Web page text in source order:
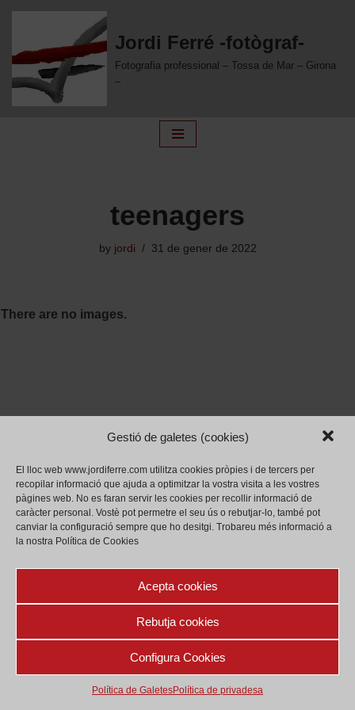
Gestió de galetes (cookies)
El lloc web www.jordiferre.com utilitza cookies pròpies i de tercers per
recopilar informació que ajuda a optimitzar la vostra visita a les vostres
pàgines web. No es faran servir les cookies per recollir informació de
caràcter personal. Vostè pot permetre el seu ús o rebutjar-lo, també pot
canviar la configuració sempre que ho desitgi. Trobareu més informació a
la nostra Política de Cookies
Acepta cookies
Rebutja cookies
Configura Cookies
Política de GaletesPolítica de privadesa
to
content
Jordi Ferré -fotògraf-
Fotografia professional – Tossa de Mar – Girona
–
teenagers
by jordi 31 de gener de 2022
There are no images.
Legal Política de Galetes (cookies)